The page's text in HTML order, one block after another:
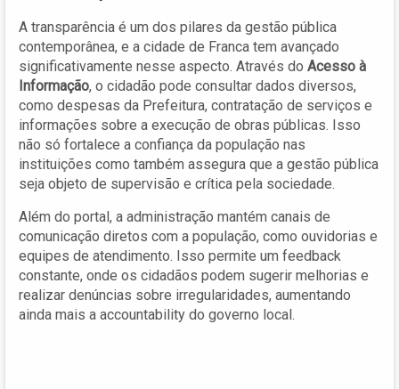
A transparência é um dos pilares da gestão pública
contemporânea, e a cidade de Franca tem avançado
significativamente nesse aspecto. Através do Acesso à
Informação, o cidadão pode consultar dados diversos,
como despesas da Prefeitura, contratação de serviços e
informações sobre a execução de obras públicas. Isso
não só fortalece a confiança da população nas
instituições como também assegura que a gestão pública
seja objeto de supervisão e crítica pela sociedade.
Além do portal, a administração mantém canais de
comunicação diretos com a população, como ouvidorias e
equipes de atendimento. Isso permite um feedback
constante, onde os cidadãos podem sugerir melhorias e
realizar denúncias sobre irregularidades, aumentando
ainda mais a accountability do governo local.